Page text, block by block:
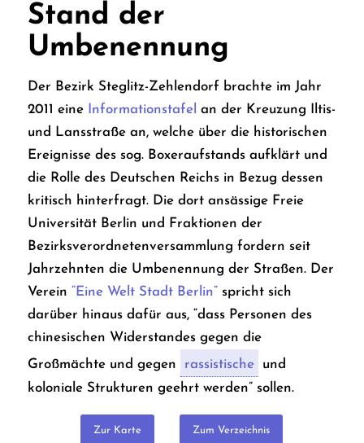
Stand der
Umbenennung
Der Bezirk Steglitz-Zehlendorf brachte im Jahr
2011 eine
Informationstafel an der Kreuzung Iltis-
und Lansstraße an, welche über die historischen
Ereignisse des sog. Boxeraufstands aufklärt und
die Rolle des Deutschen Reichs in Bezug dessen
kritisch hinterfragt. Die dort ansässige Freie
Universität Berlin und Fraktionen der
Bezirksverordnetenversammlung fordern seit
Jahrzehnten die Umbenennung der Straßen. Der
Verein “Eine Welt Stadt Berlin“spricht sich
darüber hinaus dafür aus, “dass Personen des
chinesischen Widerstandes gegen die
Großmächte und gegen
rassistische
und
koloniale Strukturen geehrt werden” sollen.
Zur Karte Zum Verzeichnis